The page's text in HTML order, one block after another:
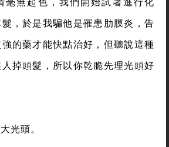
，於是我騙他是罹患肋膜炎，告
的藥才能快點治好，但聽說這種
掉頭髮，所以你乾脆先理光頭好
光頭。